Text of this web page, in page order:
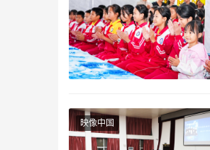
映像中国